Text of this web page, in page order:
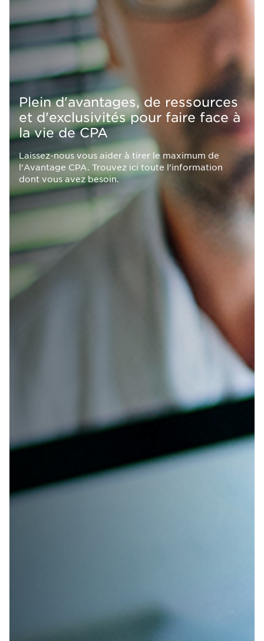
Plein d'avantages, de ressources
et d'exclusivités pour faire face à
la vie de CPA
Laissez-nous vous aider à tirer le maximum de
l'Avantage CPA. Trouvez ici toute l'information
dont vous avez besoin.